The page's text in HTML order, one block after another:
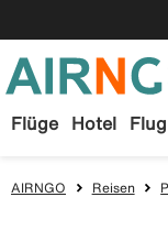
Flüge Hotel
AIRNGO Reisen